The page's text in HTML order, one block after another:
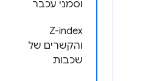
וסמני עכבר
Z-index
והקשרים של
שכבות